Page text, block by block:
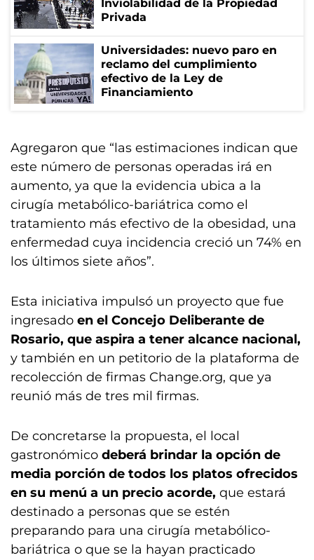
Inviolabilidad de la Propiedad
Privada
Universidades: nuevo paro en
reclamo del cumplimiento
efectivo de la Ley de
Financiamiento
Agregaron que “las estimaciones indican que
este número de personas operadas irá en
aumento, ya que la evidencia ubica a la
cirugía metabólico-bariátrica como el
tratamiento más efectivo de la obesidad, una
enfermedad cuya incidencia creció un 74% en
los últimos siete años”.
Esta iniciativa impulsó un proyecto que fue
ingresado en el Concejo Deliberante de
Rosario, que aspira a tener alcance nacional,
y también en un petitorio de la plataforma de
recolección de firmas Change.org, que ya
reunió más de tres mil firmas.
De concretarse la propuesta, el local
gastronómico deberá brindar la opción de
media porción de todos los platos ofrecidos
en su menú a un precio acorde, que estará
destinado a personas que se estén
preparando para una cirugía metabólico-
bariátrica o que se la hayan practicado